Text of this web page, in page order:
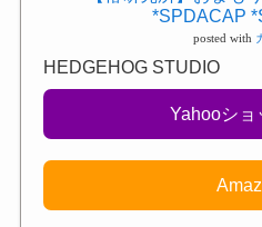
*SPDACAP
posted with
HEDGEHOG STUDIO
Yahooショ